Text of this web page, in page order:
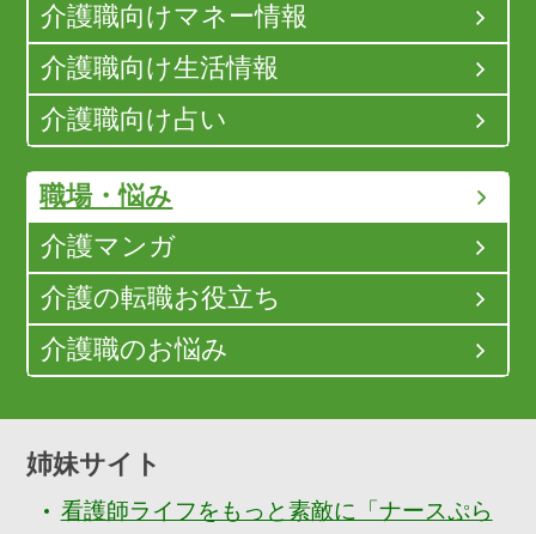
介護職向けマネー情報
介護職向け生活情報
介護職向け占い
職場・悩み
介護マンガ
介護の転職お役立ち
介護職のお悩み
姉妹サイト
看護師ライフをもっと素敵に「ナースぷら